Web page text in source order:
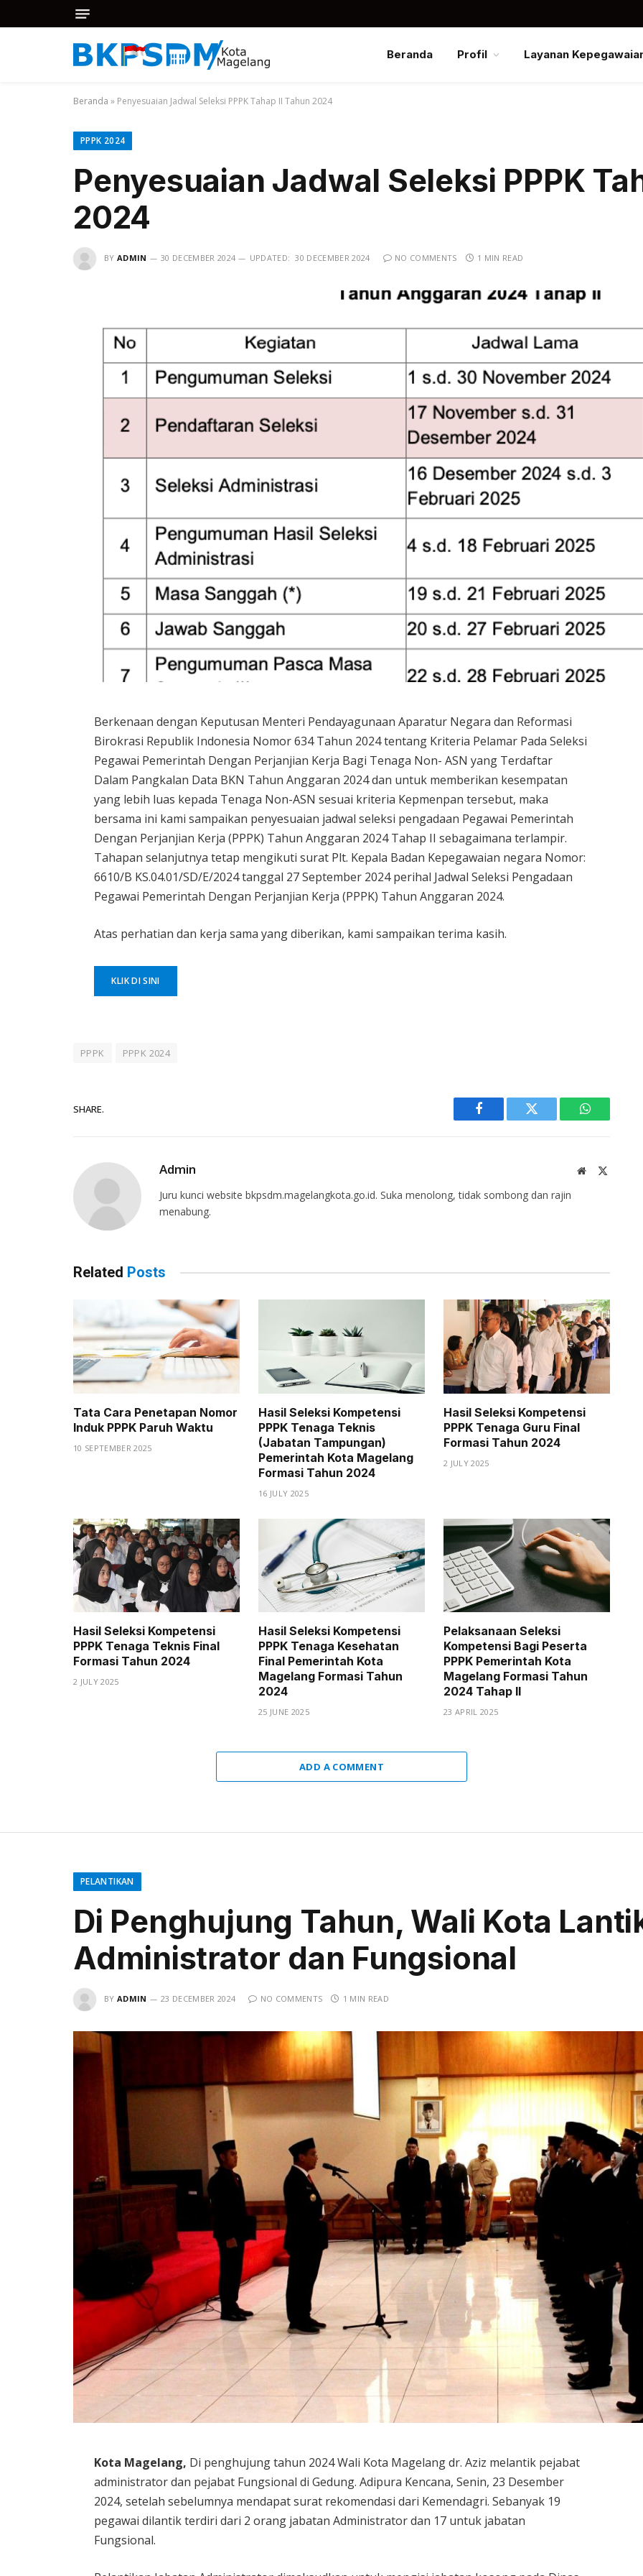
Beranda Profil Layanan
Beranda » Penyesuaian Jadwal Seleksi PPPK Tahap II Tahun 2024
PPPK 2024
Penyesuaian Jadwal Seleksi PPPK
2024
BY ADMIN 30 DECEMBER 2024 UPDATED: 30 DECEMBER 2024 NO COMMENTS 1 MIN READ
Berkenaan dengan Keputusan Menteri Pendayagunaan Aparatur Negara dan Reformasi
Birokrasi Republik Indonesia Nomor 634 Tahun 2024 tentang Kriteria Pelamar Pada Seleksi
Pegawai Pemerintah Dengan Perjanjian Kerja Bagi Tenaga Non- ASN yang Terdaftar
Dalam Pangkalan Data BKN Tahun Anggaran 2024 dan untuk memberikan kesempatan
yang lebih luas kepada Tenaga Non-ASN sesuai kriteria Kepmenpan tersebut, maka
bersama ini kami sampaikan penyesuaian jadwal seleksi pengadaan Pegawai Pemerintah
Dengan Perjanjian Kerja (PPPK) Tahun Anggaran 2024 Tahap II sebagaimana terlampir.
Tahapan selanjutnya tetap mengikuti surat Plt. Kepala Badan Kepegawaian negara Nomor:
6610/B KS.04.01/SD/E/2024 tanggal 27 September 2024 perihal Jadwal Seleksi Pengadaan
Pegawai Pemerintah Dengan Perjanjian Kerja (PPPK) Tahun Anggaran 2024.
Atas perhatian dan kerja sama yang diberikan, kami sampaikan terima kasih.
KLIK DI SINI
PPPK PPPK 2024
SHARE.
Facebook Twitter WhatsApp
Admin Website
Juru kunci website bkpsdm.magelangkota.go.id. Suka menolong, tidak sombong dan rajin
menabung.
Related Posts
Tata Cara Penetapan Nomor
Induk PPPK Paruh Waktu
10 SEPTEMBER 2025
Hasil Seleksi Kompetensi
PPPK Tenaga Teknis
(Jabatan Tampungan)
Pemerintah Kota Magelang
Formasi Tahun 2024
16 JULY 2025
Hasil Seleksi Kompetensi
PPPK Tenaga Guru Final
Formasi Tahun 2024
2 JULY 2025
Hasil Seleksi Kompetensi
PPPK Tenaga Teknis Final
Formasi Tahun 2024
2 JULY 2025
Hasil Seleksi Kompetensi
PPPK Tenaga Kesehatan
Final Pemerintah Kota
Magelang Formasi Tahun
2024
25 JUNE 2025
Pelaksanaan Seleksi
Kompetensi Bagi Peserta
PPPK Pemerintah Kota
Magelang Formasi Tahun
2024 Tahap II
23 APRIL 2025
ADD A COMMENT
PELANTIKAN
Di Penghujung Tahun, Wali Kota
Administrator dan Fungsional
BY ADMIN 23 DECEMBER 2024 NO COMMENTS 1 MIN READ
Kota Magelang, Di penghujung tahun 2024 Wali Kota Magelang dr. Aziz melantik pejabat
administrator dan pejabat Fungsional di Gedung. Adipura Kencana, Senin, 23 Desember
2024, setelah sebelumnya mendapat surat rekomendasi dari Kemendagri. Sebanyak 19
pegawai dilantik terdiri dari 2 orang jabatan Administrator dan 17 untuk jabatan
Fungsional.